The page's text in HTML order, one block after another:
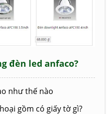
đèn led anfaco?
như thế nào
gồm có giấy tờ gì?